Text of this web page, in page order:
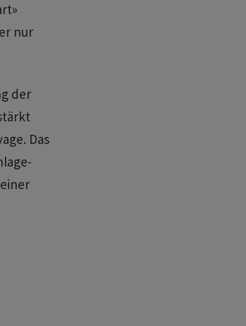
nur
der
Das